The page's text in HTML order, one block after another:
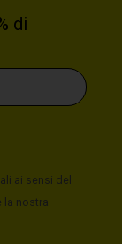
di
ai sensi del
la nostra